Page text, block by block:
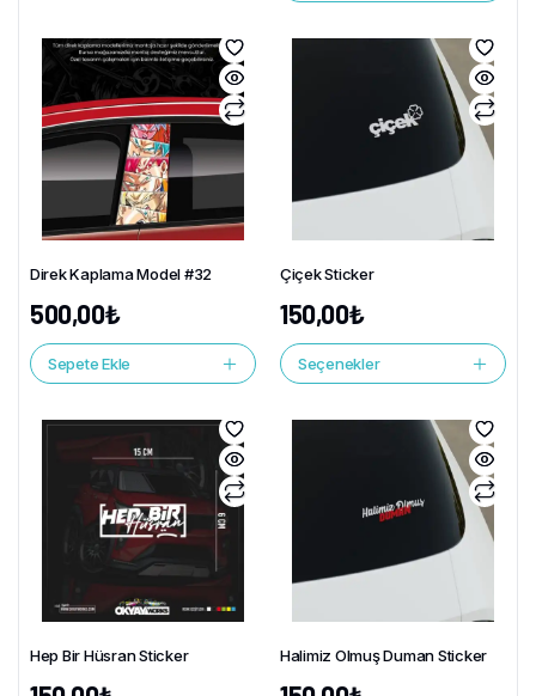
Direk Kaplama Model #32
500,00₺
Sepete Ekle
Çiçek Sticker
150,00₺
Seçenekler
Hep Bir Hüsran Sticker Halimiz Olmuş Duman Sticker